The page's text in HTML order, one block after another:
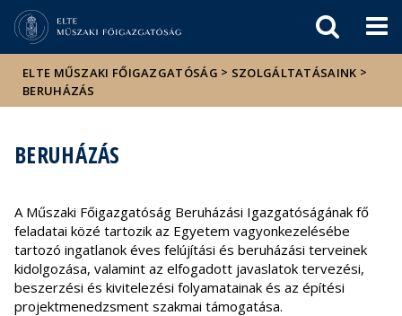
sajtóban
ELTE MŰSZAKI FŐIGAZGATÓSÁG > SZOLGÁLTATÁSAINK >
BERUHÁZÁS
BERUHÁZÁS
A Műszaki Főigazgatóság Beruházási Igazgatóságának fő
feladatai közé tartozik az Egyetem vagyonkezelésébe
tartozó ingatlanok éves felújítási és beruházási terveinek
kidolgozása, valamint az elfogadott javaslatok tervezési,
beszerzési és kivitelezési folyamatainak és az építési
projektmenedzsment szakmai támogatása.